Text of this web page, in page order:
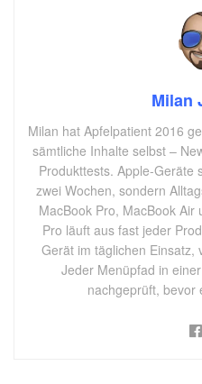
Milan
Milan hat Apfelpatient 2016
sämtliche Inhalte selbst –
Produkttests. Apple-Geräte
zwei Wochen, sondern
MacBook Pro, MacBook Air
Pro läuft aus fast jeder
Gerät im täglichen Einsatz,
Jeder Menüpfad in
nachgeprüft, bevor